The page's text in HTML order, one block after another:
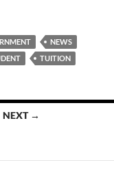
NEWS
TUITION
NEXT →